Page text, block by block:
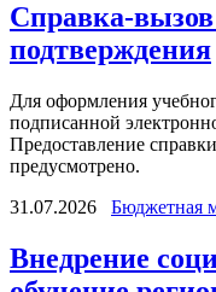
Справка-
подтверждения
Для оформления
подписанной
Предоставление
предусмотрено.
31.07.2026
Бюджетная
Внедрение